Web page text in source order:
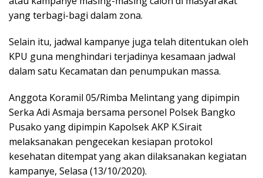
yang terbagi-bagi dalam zona.
Selain itu, jadwal kampanye juga telah ditentukan oleh
KPU guna menghindari terjadinya kesamaan jadwal
dalam satu Kecamatan dan penumpukan massa.
Anggota Koramil 05/Rimba Melintang yang dipimpin
Serka Adi Asmaja bersama personel Polsek Bangko
Pusako yang dipimpin Kapolsek AKP K.Sirait
melaksanakan pengecekan kesiapan protokol
kesehatan ditempat yang akan dilaksanakan kegiatan
kampanye, Selasa (13/10/2020).